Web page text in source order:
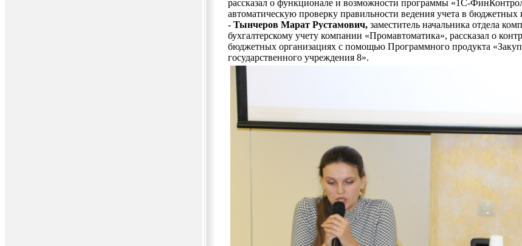
рассказал о функционале и возможности программы «1С-
автоматическую проверку правильности ведения учета в
- Тынчеров Марат Рустамович, заместитель начальника отдела
бухгалтерскому учету компании «Промавтоматика», рассказал о
бюджетных организациях с помощью Программного продукта
государственного учреждения 8».